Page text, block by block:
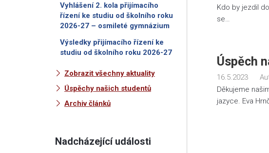
Kdo by jezdil
se…
Úspěch
16.5.2023
Děkujeme
jazyce. Eva
Vyhlášení 2. kola přijímacího
řízení ke studiu od školního roku
2026-27 – osmileté gymnázium
Výsledky přijímacího řízení ke
studiu od školního roku 2026-27
Zobrazit všechny aktuality
Úspěchy našich studentů
Archiv článků
Nadcházející události